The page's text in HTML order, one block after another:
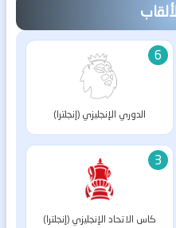
6
الدوري الإنجليزي (إنجلترا)
3
كاس الاتحاد الإنجليزي (إنجلترا)